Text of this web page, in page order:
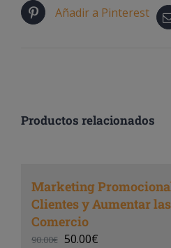
Añadir a Pinterest
Productos relacionados
Marketing
Clientes y Aumentar
Comercio
90.00€ 50.00€